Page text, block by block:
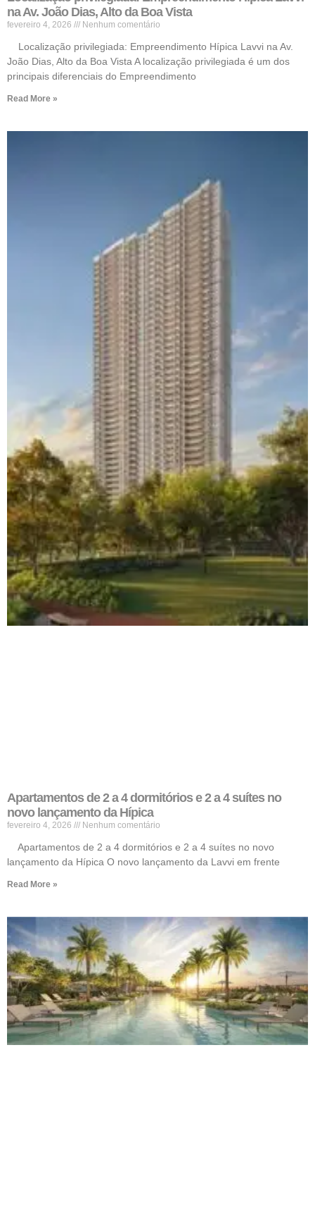
na Av. João Dias, Alto da Boa Vista
fevereiro 4, 2026 Nenhum comentário
Localização privilegiada: Empreendimento Hípica Lavvi na Av.
João Dias, Alto da Boa Vista A localização privilegiada é um dos
principais diferenciais do Empreendimento
Read More »
Apartamentos de 2 a 4 dormitórios e 2 a 4 suítes no
novo lançamento da Hípica
fevereiro 4, 2026 Nenhum comentário
Apartamentos de 2 a 4 dormitórios e 2 a 4 suítes no novo
lançamento da Hípica O novo lançamento da Lavvi em frente
Read More »